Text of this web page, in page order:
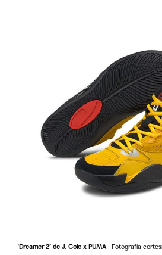
‘Dreamer 2’ de J. Cole x PUMA| Fotografía